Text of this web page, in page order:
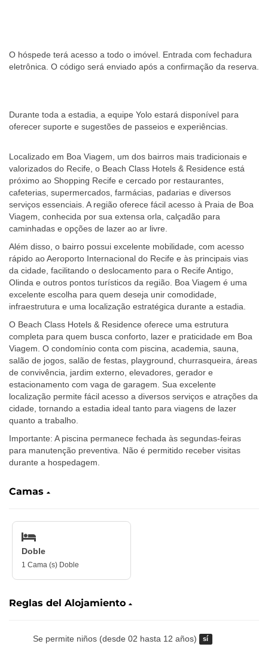
O hóspede terá acesso a todo o imóvel. Entrada com fechadura
eletrônica. O código será enviado após a confirmação da reserva.
Durante toda a estadia, a equipe Yolo estará disponível para
oferecer suporte e sugestões de passeios e experiências.
Localizado em Boa Viagem, um dos bairros mais tradicionais e
valorizados do Recife, o Beach Class Hotels & Residence está
próximo ao Shopping Recife e cercado por restaurantes,
cafeterias, supermercados, farmácias, padarias e diversos
serviços essenciais. A região oferece fácil acesso à Praia de Boa
Viagem, conhecida por sua extensa orla, calçadão para
caminhadas e opções de lazer ao ar livre.
Além disso, o bairro possui excelente mobilidade, com acesso
rápido ao Aeroporto Internacional do Recife e às principais vias
da cidade, facilitando o deslocamento para o Recife Antigo,
Olinda e outros pontos turísticos da região. Boa Viagem é uma
excelente escolha para quem deseja unir comodidade,
infraestrutura e uma localização estratégica durante a estadia.
‎‎O Beach Class Hotels & Residence oferece uma estrutura
completa para quem busca conforto, lazer e praticidade em Boa
Viagem. O condomínio conta com piscina, academia, sauna,
salão de jogos, salão de festas, playground, churrasqueira, áreas
de convivência, jardim externo, elevadores, gerador e
estacionamento com vaga de garagem. Sua excelente
localização permite fácil acesso a diversos serviços e atrações da
cidade, tornando a estadia ideal tanto para viagens de lazer
quanto a trabalho.
Importante: A piscina permanece fechada às segundas-feiras
para manutenção preventiva. Não é permitido receber visitas
durante a hospedagem.
Camas
Doble
1 Cama (s) Doble
Reglas del Alojamiento
Se permite niños (desde 02 hasta 12 años) sí